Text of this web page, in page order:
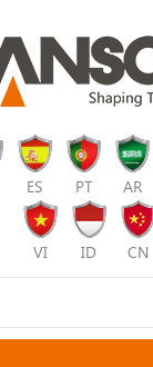
ES PT AR
VI ID CN